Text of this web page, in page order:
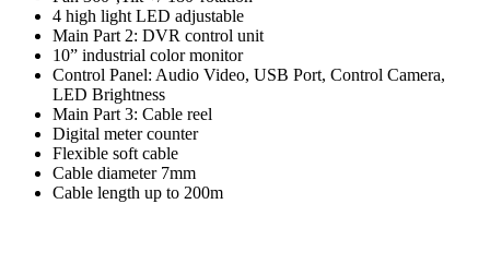
4 high light LED adjustable
Main Part 2: DVR control unit
10” industrial color monitor
Control Panel: Audio Video, USB Port, Control Camera,
LED Brightness
Main Part 3: Cable reel
Digital meter counter
Flexible soft cable
Cable diameter 7mm
Cable length up to 200m